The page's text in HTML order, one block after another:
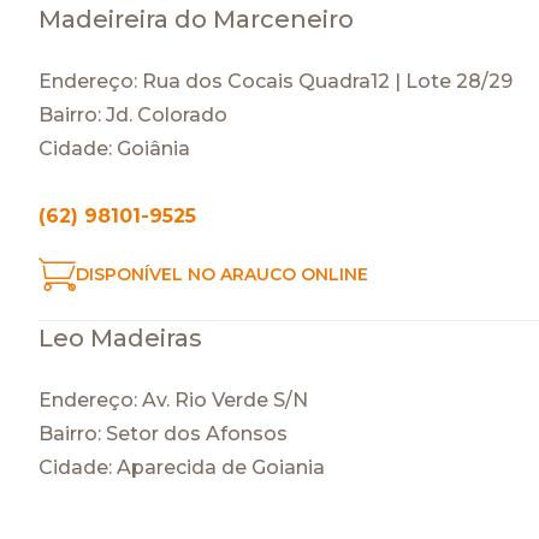
Madeireira do Marceneiro
Endereço: Rua dos Cocais Quadra12 | Lote 28/29
Bairro: Jd. Colorado
Cidade: Goiânia
(62) 98101-9525
DISPONÍVEL NO ARAUCO ONLINE
Leo Madeiras
Endereço: Av. Rio Verde S/N
Bairro: Setor dos Afonsos
Cidade: Aparecida de Goiania